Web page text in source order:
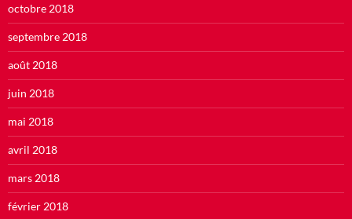
octobre 2018
septembre 2018
août 2018
juin 2018
mai 2018
avril 2018
mars 2018
février 2018